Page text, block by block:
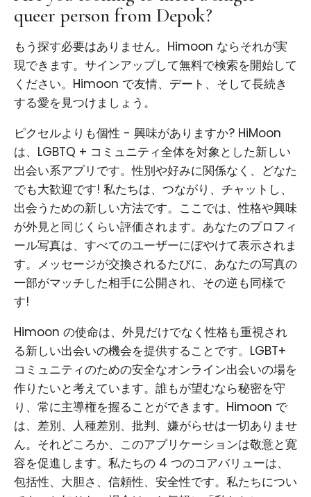
queer person from Depok?
もう探す必要はありません。Himoon ならそれが実
現できます。サインアップして無料で検索を開始して
ください。Himoon で友情、デート、そして長続き
する愛を見つけましょう。
ピクセルよりも個性 - 興味がありますか? HiMoon
は、LGBTQ + コミュニティ全体を対象とした新しい
出会い系アプリです。性別や好みに関係なく、どなた
でも大歓迎です! 私たちは、つながり、チャットし、
出会うための新しい方法です。ここでは、性格や興味
が外見と同じくらい評価されます。あなたのプロフィ
ール写真は、すべてのユーザーにぼやけて表示されま
す。メッセージが交換されるたびに、あなたの写真の
一部がマッチした相手に公開され、その逆も同様で
す!
Himoon の使命は、外見だけでなく性格も重視され
る新しい出会いの機会を提供することです。LGBT+
コミュニティのための安全なオンライン出会いの場を
作りたいと考えています。誰もが望むなら秘密を守
り、常に主導権を握ることができます。Himoon で
は、差別、人種差別、批判、嫌がらせは一切ありませ
ん。それどころか、このアプリケーションは敬意と寛
容を促進します。私たちの 4 つのコアバリューは、
包括性、大胆さ、信頼性、安全性です。私たちについ